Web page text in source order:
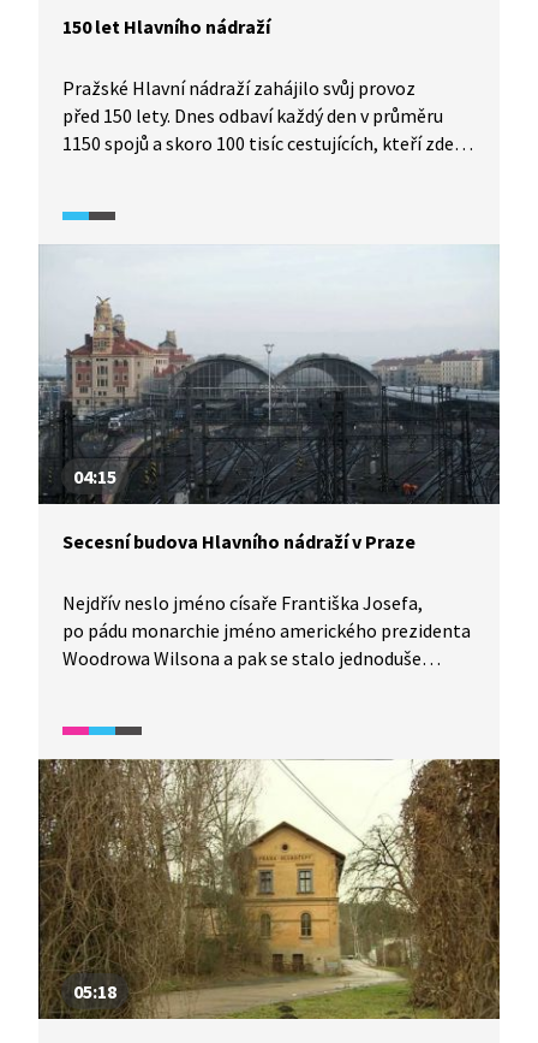
150 let Hlavního nádraží
Pražské Hlavní nádraží zahájilo svůj provoz
před 150 lety. Dnes odbaví každý den v průměru
1150 spojů a skoro 100 tisíc cestujících, kteří zde
jeho budovu i blízké okolí v dalších letech?
04:15
Secesní budova Hlavního nádraží v Praze
Nejdřív neslo jméno císaře Františka Josefa,
po pádu monarchie jméno amerického prezidenta
Woodrowa Wilsona a pak se stalo jednoduše
republice. Denně tu odbaví až 100 tisíc cestujících
a každých 5 minut vypraví 1 vlak. Prohlédneme si
jeho nejzajímavější prostory.
05:18